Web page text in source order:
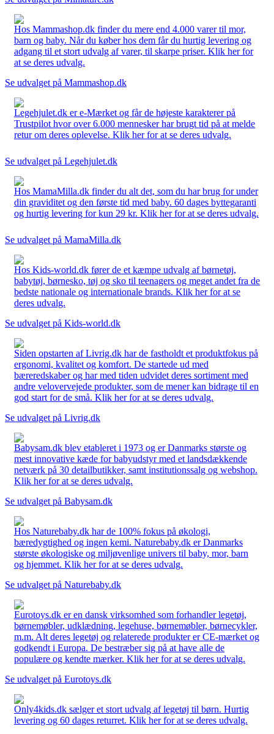
Hos Mammashop.dk finder du mere end 4.000 varer til mor,
barn og baby. Når du køber hos dem får du hurtig levering og
adgang til et stort udvalg af varer, til skarpe priser. Klik her for
at se deres udvalg.
Se udvalget på Mammashop.dk
Legehjulet.dk er e-Mærket og får de højeste karakterer på
Trustpilot hvor over 6.000 mennesker har brugt tid på at melde
retur om deres oplevelse. Klik her for at se deres udvalg.
Se udvalget på Legehjulet.dk
Hos MamaMilla.dk finder du alt det, som du har brug for under
din graviditet og den første tid med baby. 60 dages byttegaranti
og hurtig levering for kun 29 kr. Klik her for at se deres udvalg.
Se udvalget på MamaMilla.dk
Hos Kids-world.dk fører de et kæmpe udvalg af børnetøj,
babytøj, børnesko, tøj og sko til teenagers og meget andet fra de
bedste nationale og internationale brands. Klik her for at se
deres udvalg.
Se udvalget på Kids-world.dk
Siden opstarten af Livrig.dk har de fastholdt et produktfokus på
ergonomi, kvalitet og komfort. De startede ud med
bæreredskaber og har med tiden udvidet deres sortiment med
andre velovervejede produkter, som de mener kan bidrage til en
god start for de små. Klik her for at se deres udvalg.
Se udvalget på Livrig.dk
Babysam.dk blev etableret i 1973 og er Danmarks største og
mest innovative kæde for babyudstyr med et landsdækkende
netværk på 30 detailbutikker, samt institutionssalg og webshop.
Klik her for at se deres udvalg.
Se udvalget på Babysam.dk
Hos Naturebaby.dk har de 100% fokus på økologi,
bæredygtighed og ingen kemi. Naturebaby.dk er Danmarks
største økologiske og miljøvenlige univers til baby, mor, barn
og hjemmet. Klik her for at se deres udvalg.
Se udvalget på Naturebaby.dk
Eurotoys.dk er en dansk virksomhed som forhandler legetøj,
børnemøbler, udklædning, legehuse, børnemøbler, børnecykler,
m.m. Alt deres legetøj og relaterede produkter er CE-mærket og
godkendt i Europa. De bestræber sig på at have alle de
populære og kendte mærker. Klik her for at se deres udvalg.
Se udvalget på Eurotoys.dk
Only4kids.dk sælger et stort udvalg af legetøj til børn. Hurtig
levering og 60 dages returret. Klik her for at se deres udvalg.